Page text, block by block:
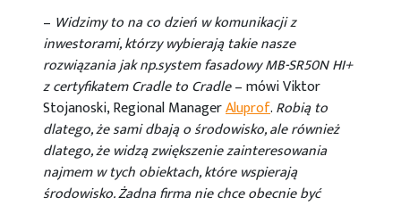
– Widzimy to na co dzień w komunikacji z
inwestorami, którzy wybierają takie nasze
rozwiązania jak np.system fasadowy MB-SR50N HI+
z certyfikatem Cradle to Cradle– mówi Viktor
Stojanoski, Regional ManagerAluprof.Robią to
dlatego, że sami dbają o środowisko, ale również
dlatego, że widzą zwiększenie zainteresowania
najmem w tych obiektach, które wspierają
środowisko. Żadna firma nie chce obecnie być